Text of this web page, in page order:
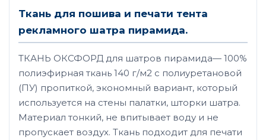
Ткань для пошива и печати тента
рекламного шатра пирамида.
ТКАНЬ ОКСФОРД для шатров пирамида— 100%
полиэфирная ткань 140 г/м2 с полиуретановой
(ПУ) пропиткой, экономный вариант, который
используется на стены палатки, шторки шатра.
Материал тонкий, не впитывает воду и не
пропускает воздух. Ткань подходит для печати